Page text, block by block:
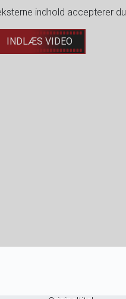
indhold accepterer du
INDLÆS VIDEO